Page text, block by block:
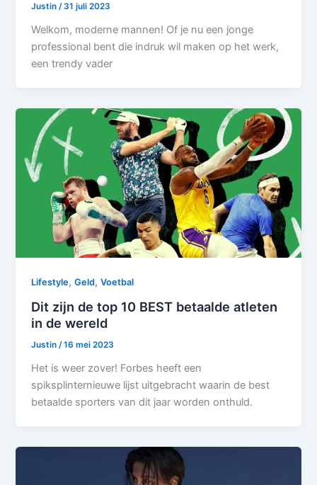
Justin/31 juli 2023
Welkom, moderne mannen! Of je nu een jonge
professional bent die indruk wil maken op het werk,
een trendy vader
Lifestyle,Geld,Voetbal
Dit zijn de top 10 BEST betaalde atleten
in de wereld
Justin/16 mei 2023
Het is weer zover! Forbes heeft een
spiksplinternieuwe lijst uitgebracht waarin de best
betaalde sporters van dit jaar worden onthuld.